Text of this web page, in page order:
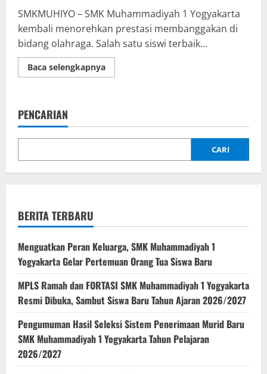
SMKMUHIYO – SMK Muhammadiyah 1 Yogyakarta
kembali menorehkan prestasi membanggakan di
bidang olahraga. Salah satu siswi terbaik...
Baca selengkapnyaRead
more
SMK
1
Berhasil
Juara
PENCARIAN
CARI
BERITA TERBARU
Menguatkan Peran Keluarga, SMK Muhammadiyah 1
Yogyakarta Gelar Pertemuan Orang Tua Siswa Baru
MPLS Ramah dan FORTASI SMK Muhammadiyah 1 Yogyakarta
Resmi Dibuka, Sambut Siswa Baru Tahun Ajaran 2026/2027
Pengumuman Hasil Seleksi Sistem Penerimaan Murid Baru
SMK Muhammadiyah 1 Yogyakarta Tahun Pelajaran
2026/2027